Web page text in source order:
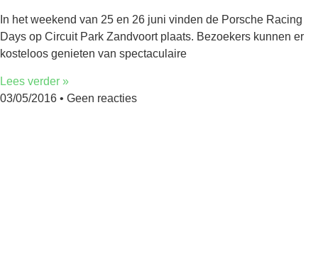
In het weekend van 25 en 26 juni vinden de Porsche Racing
Days op Circuit Park Zandvoort plaats. Bezoekers kunnen er
kosteloos genieten van spectaculaire
Lees verder »
03/05/2016
Geen reacties